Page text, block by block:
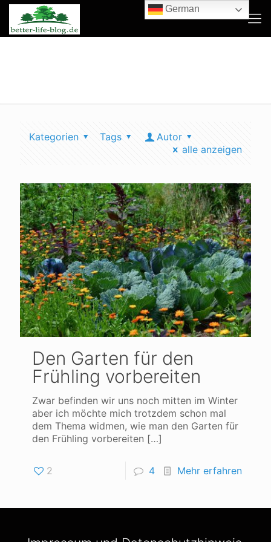
Kategorien Tags
Autor
alle anzeigen
Den Garten für den
Frühling vorbereiten
Zwar befinden wir uns noch mitten im Winter
aber ich möchte mich trotzdem schon mal
dem Thema widmen, wie man den Garten für
den Frühling vorbereiten […]
2 4 Mehr erfahren
German